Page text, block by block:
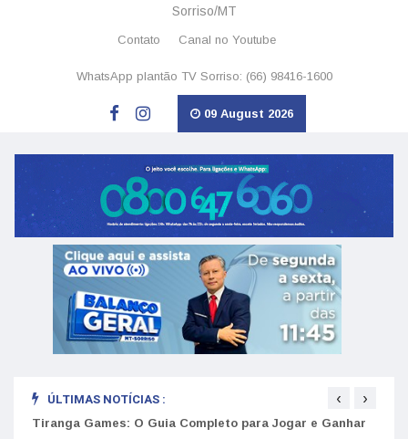
Sorriso/MT
Contato Canal no Youtube
WhatsApp plantão TV Sorriso: (66) 98416-1600
09 August 2026
ÚLTIMAS NOTÍCIAS :
Tiranga Games: O Guia Completo para Jogar e Ganhar
‹ ›